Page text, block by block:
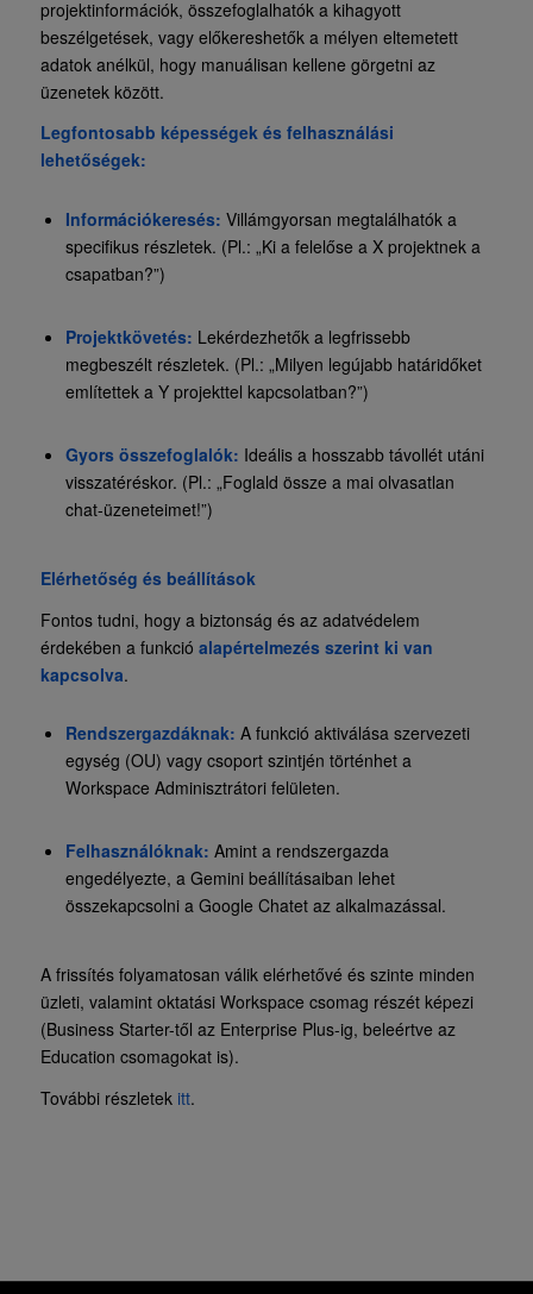
projektinformációk, összefoglalhatók a kihagyott
beszélgetések, vagy előkereshetők a mélyen eltemetett
adatok anélkül, hogy manuálisan kellene görgetni az
üzenetek között.
Legfontosabb képességek és felhasználási
lehetőségek:
Információkeresés: Villámgyorsan megtalálhatók a
specifikus részletek. (Pl.: „Ki a felelőse a X projektnek a
csapatban?”)
Projektkövetés: Lekérdezhetők a legfrissebb
megbeszélt részletek. (Pl.: „Milyen legújabb határidőket
említettek a Y projekttel kapcsolatban?”)
Gyors összefoglalók: Ideális a hosszabb távollét utáni
visszatéréskor. (Pl.: „Foglald össze a mai olvasatlan
chat-üzeneteimet!”)
Elérhetőség és beállítások
Fontos tudni, hogy a biztonság és az adatvédelem
érdekében a funkció alapértelmezés szerint ki van
kapcsolva.
Rendszergazdáknak: A funkció aktiválása szervezeti
egység (OU) vagy csoport szintjén történhet a
Workspace Adminisztrátori felületen.
Felhasználóknak: Amint a rendszergazda
engedélyezte, a Gemini beállításaiban lehet
összekapcsolni a Google Chatet az alkalmazással.
A frissítés folyamatosan válik elérhetővé és szinte minden
üzleti, valamint oktatási Workspace csomag részét képezi
(Business Starter-től az Enterprise Plus-ig, beleértve az
Education csomagokat is).
További részletek itt.